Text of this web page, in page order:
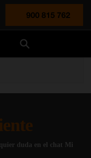
900 815 762
duda en el chat Mi